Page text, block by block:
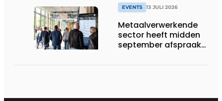
EVENTS 13 JULI 2026
Metaalverwerkende
sector heeft midden
september afspraak